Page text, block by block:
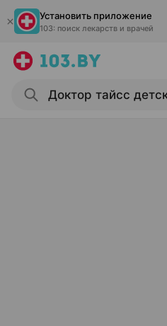
Установить приложение
103: поиск лекарств и врачей